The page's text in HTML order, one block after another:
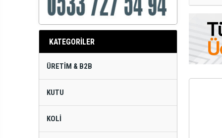
KATEGORİLER
ÜRETIM & B2B
KUTU
KOLI